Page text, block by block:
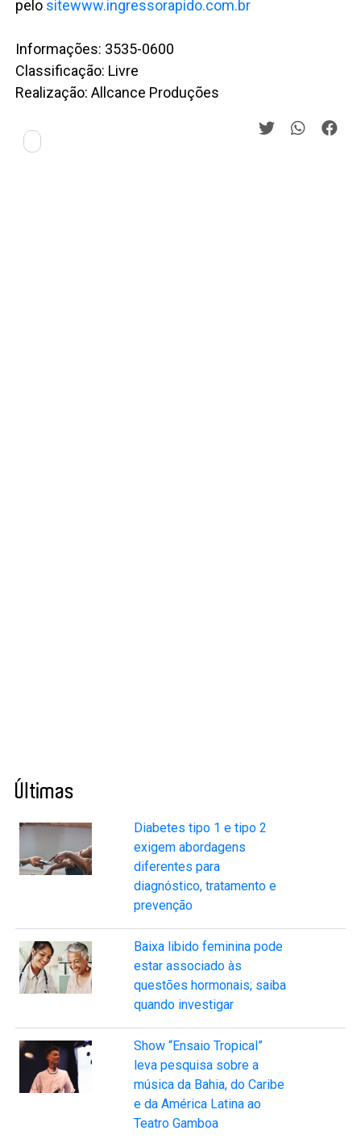
pelo sitewww.ingressorapido.com.br
Informações: 3535-0600
Classificação: Livre
Realização: Allcance Produções
Últimas
Diabetes tipo 1 e tipo 2
exigem abordagens
diferentes para
diagnóstico, tratamento e
prevenção
Baixa libido feminina pode
estar associado às
questões hormonais; saiba
quando investigar
Show “Ensaio Tropical”
leva pesquisa sobre a
música da Bahia, do Caribe
e da América Latina ao
Teatro Gamboa